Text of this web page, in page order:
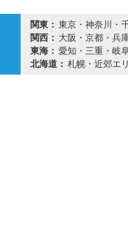
関東： 東京・神奈川・
関西： 大阪・京都・兵
東海： 愛知・三重・岐
北海道： 札幌・近郊エ